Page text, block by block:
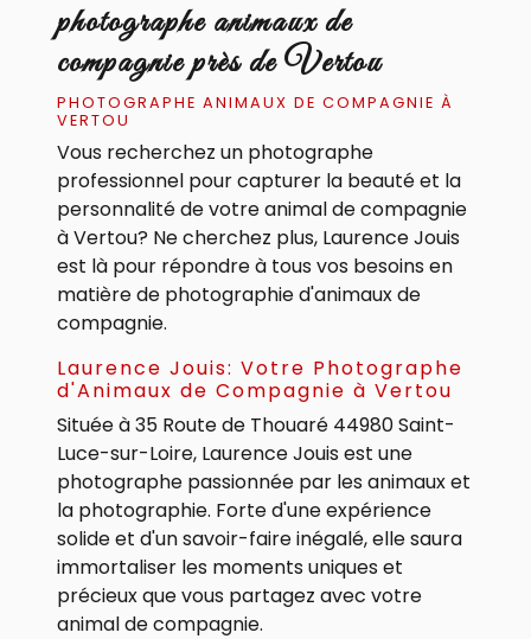
photographe animaux de
compagnie près de Vertou
PHOTOGRAPHE ANIMAUX DE COMPAGNIE À
VERTOU
Vous recherchez un photographe
professionnel pour capturer la beauté et la
personnalité de votre animal de compagnie
à Vertou? Ne cherchez plus, Laurence Jouis
est là pour répondre à tous vos besoins en
matière de photographie d'animaux de
compagnie.
Laurence Jouis: Votre Photographe
d'Animaux de Compagnie à Vertou
Située à 35 Route de Thouaré 44980 Saint-
Luce-sur-Loire, Laurence Jouis est une
photographe passionnée par les animaux et
la photographie. Forte d'une expérience
solide et d'un savoir-faire inégalé, elle saura
immortaliser les moments uniques et
précieux que vous partagez avec votre
animal de compagnie.